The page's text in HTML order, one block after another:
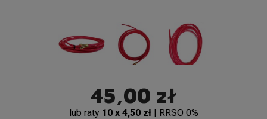
45,00 zł
lub raty 10 x 4,50 zł | RRSO 0%